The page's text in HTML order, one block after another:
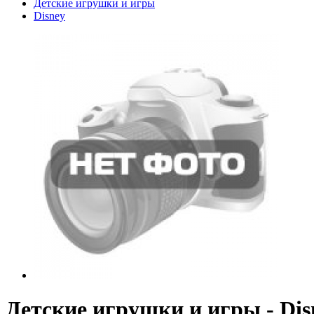
Детские игрушки и игры
Disney